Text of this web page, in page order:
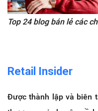
Top 24 blog bán lẻ các
Retail Insider
Được thành lập và biên